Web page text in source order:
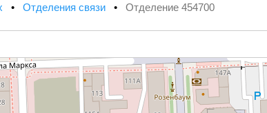
• Отделения связи • Отделение 454700